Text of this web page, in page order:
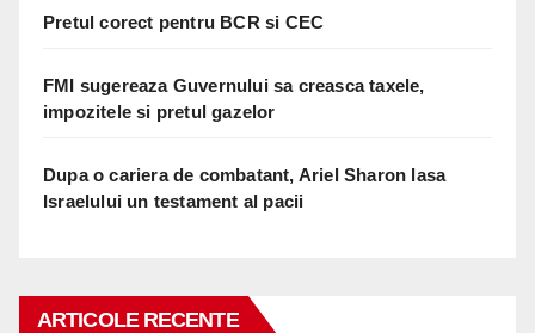
Pretul corect pentru BCR si CEC
FMI sugereaza Guvernului sa creasca taxele,
impozitele si pretul gazelor
Dupa o cariera de combatant, Ariel Sharon lasa
Israelului un testament al pacii
ARTICOLE RECENTE